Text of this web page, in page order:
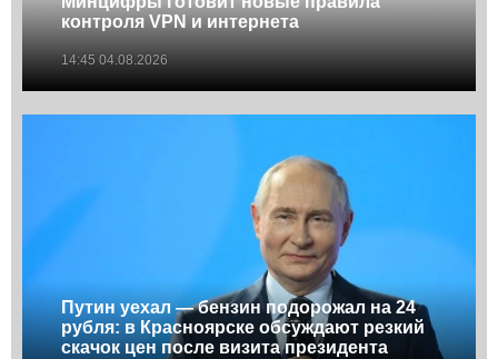
контроля VPN и интернета
14:45 04.08.2026
Путин уехал — бензин подорожал на 24
рубля: в Красноярске обсуждают резкий
скачок цен после визита президента